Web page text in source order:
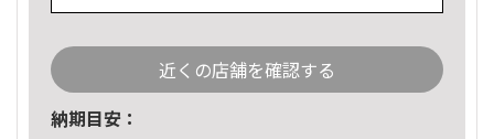
近くの店舗を確認する
納期目安：